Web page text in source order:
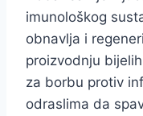
imunološkog
obnavlja i
proizvodnju
za borbu protiv
odraslima da